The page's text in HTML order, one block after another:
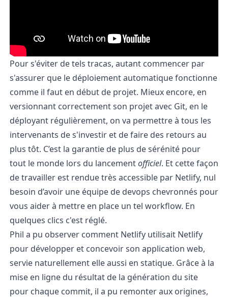
Pour s'éviter de tels tracas, autant commencer par
s'assurer que le déploiement automatique fonctionne
comme il faut en début de projet. Mieux encore, en
versionnant correctement son projet avec Git, en le
déployant régulièrement, on va permettre à tous les
intervenants de s'investir et de faire des retours au
plus tôt. C’est la garantie de plus de sérénité pour
tout le monde lors du lancementofficiel. Et cette façon
de travailler est rendue très accessible par Netlify, nul
besoin d’avoir une équipe de devops chevronnés pour
vous aider à mettre en place un tel workflow. En
quelques clics c'est réglé.
Phil a pu observer comment Netlify utilisait Netlify
pour développer et concevoir son application web,
servie naturellement elle aussi en statique. Grâce à la
mise en ligne du résultat de la génération du site
pour chaque commit, il a pu remonter aux origines,